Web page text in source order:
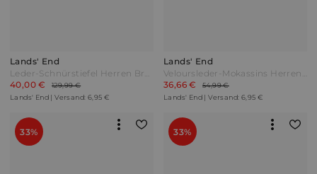
Lands' End
Leder-Schnürstiefel Herren Braun by Lands' End
40,00 €
129,99 €
Lands' End | Versand: 6,95 €
Lands' End
Veloursleder-Mokassins Herren Blau by Lands' End
36,66 €
54,99 €
Lands' End | Versand: 6,95 €
33% 33%